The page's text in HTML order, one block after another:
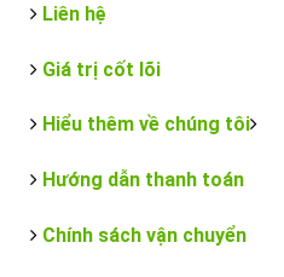
Liên hệ
Giá trị cốt lõi
Hiểu thêm về chúng tôi
Hướng dẫn thanh toán
Chính sách vận chuyển